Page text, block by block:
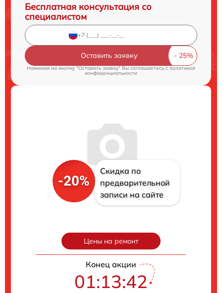
Бесплатная консультация со
специалистом
Оставить заявку
Нажимая на кнопку "Оставить заявку" Вы соглашаетесь cполитикой
конфиденциальности
-20%
Скидка по
предварительной
записи на сайте
Цены на ремонт
Конец акции
01:13:42